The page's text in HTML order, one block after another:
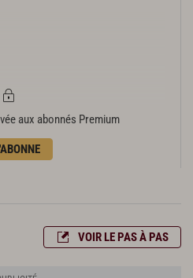
aux abonnés Premium
VOIR LE PAS À PAS